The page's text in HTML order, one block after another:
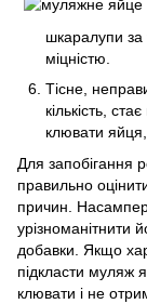
шкаралупи за
міцністю.
Тісне,
кількість,
клювати
Для запобігання
правильно
причин.
урізноманітнити
добавки. Якщо
підкласти муляж
клювати і не